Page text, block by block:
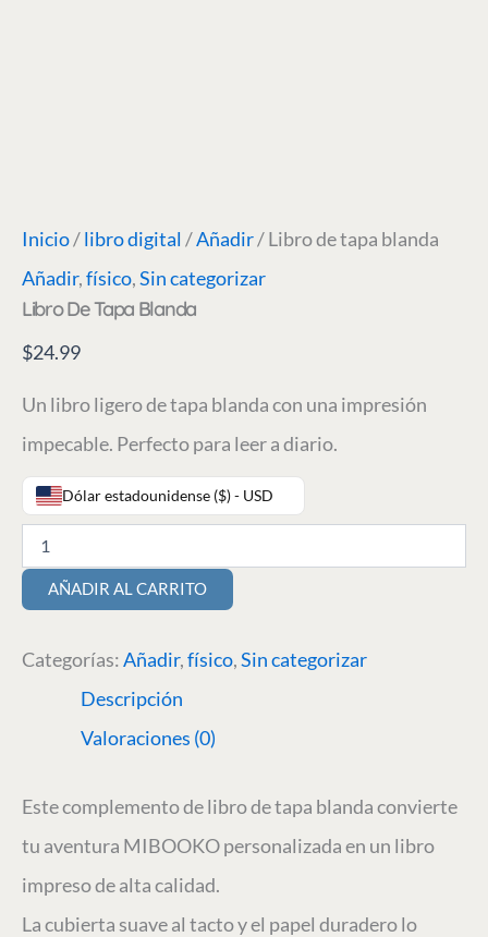
Inicio/libro digital /Añadir/ Libro de tapa blanda
Añadir,físico,Sin categorizar
Libro De Tapa Blanda
$24.99
Un libro ligero de tapa blanda con una impresión
impecable. Perfecto para leer a diario.
Dólar estadounidense ($) - USD
AÑADIR AL CARRITO
Categorías:Añadir,físico,Sin categorizar
Descripción
Valoraciones (0)
Este complemento de libro de tapa blanda convierte
tu aventura MIBOOKO personalizada en un libro
impreso de alta calidad.
La cubierta suave al tacto y el papel duradero lo